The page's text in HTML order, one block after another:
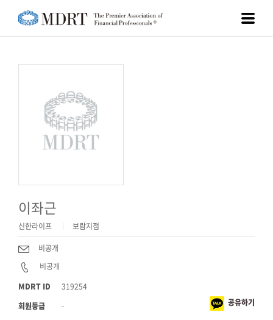
이좌근
신한라이프
보람지점
비공개
비공개
MDRT ID
319254
회원등급
- 공유하기